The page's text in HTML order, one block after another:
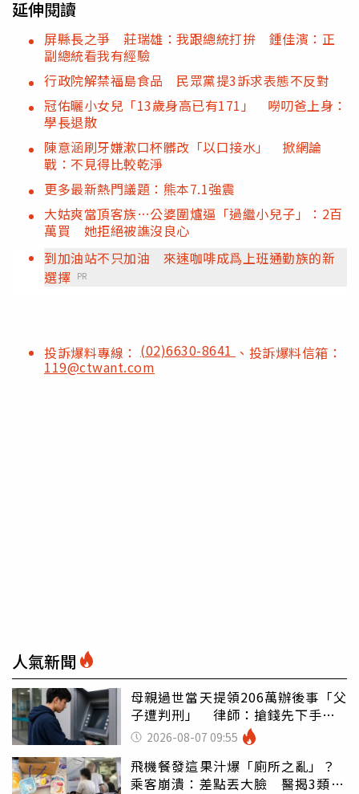
延伸閱讀
屏縣長之爭 莊瑞雄：我跟總統打拚 鍾佳濱：正
副總統看我有經驗
行政院解禁福島食品 民眾黨提3訴求表態不反對
冠佑曬小女兒「13歲身高已有171」 嘮叨爸上身：
學長退散
陳意涵刷牙嫌漱口杯髒改「以口接水」 掀網論
戰：不見得比較乾淨
更多最新熱門議題：熊本7.1強震
大姑爽當頂客族…公婆圍爐逼「過繼小兒子」：2百
萬買 她拒絕被譙沒良心
到加油站不只加油 來速咖啡成爲上班通勤族的新
選擇 PR
投訴爆料專線： (02)6630-8641 、投訴爆料信箱：
119@ctwant.com
人氣新聞
母親過世當天提領206萬辦後事「父
子遭判刑」 律師：搶錢先下手是
罪 2026-08-07 09:55
飛機餐發這果汁爆「廁所之亂」？
乘客崩潰：差點丟大臉 醫揭3類人